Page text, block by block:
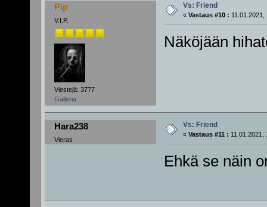
Pip
V.I.P.
Viestejä: 3777
Galleria
Vs: Friend
« Vastaus #10 : 11.01.2021,
Näköjään
Hara238
Vieras
Vs: Friend
« Vastaus #11 : 11.01.2021,
Ehkä se näin